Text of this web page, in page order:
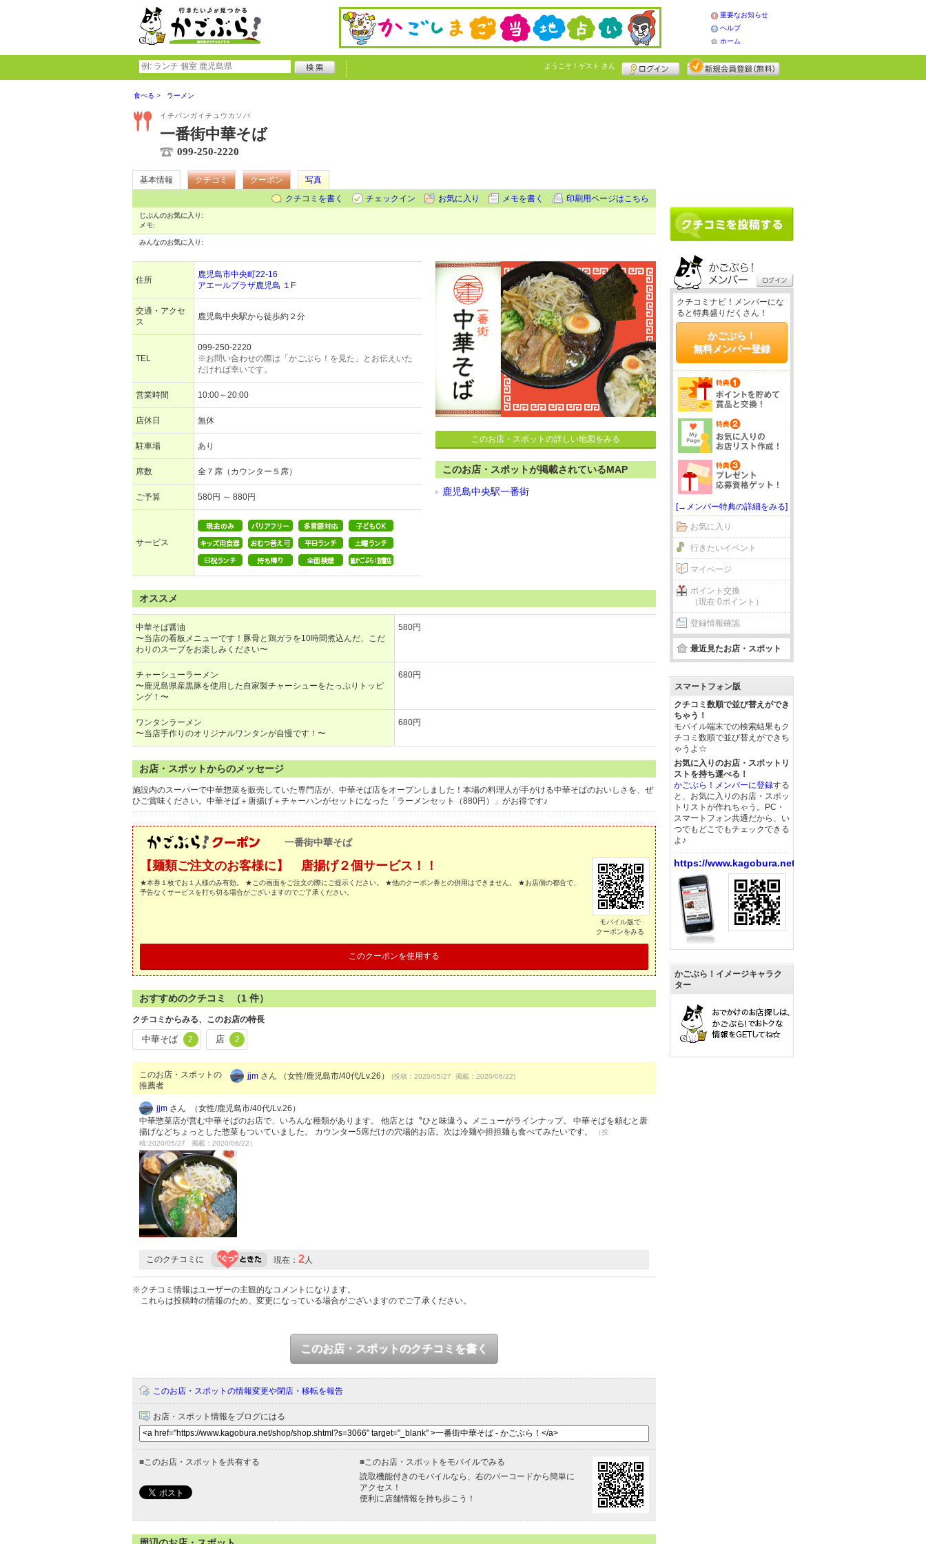
重要なお知らせ
ヘルプ
ホーム
ようこそ！ ゲスト さん
食べる ラーメン
イチバンガイチュウカソバ
一番街中華そば
099-250-2220
基本情報 クチコミ クーポン
写真
クチコミを書く
チェックイン お気に入り メモを書く 印刷用ページはこちら
じぶんのお気に入り:
メモ:
みんなのお気に入り:
住所
鹿児島市中央町22-16
アエールプラザ鹿児島 １F
交通・アクセ
ス
鹿児島中央駅から徒歩約２分
TEL
099-250-2220
※お問い合わせの際は「かごぶら！を見た」とお伝えいた
だければ幸いです。
営業時間 10:00～20:00
店休日 無休
駐車場 あり
席数 全７席（カウンター５席）
ご予算 580円 ～ 880円
サービス
このお店・スポットの詳しい地図をみる
このお店・スポットが掲載されているMAP
鹿児島中央駅一番街
オススメ
中華そば醤油
〜当店の看板メニューです！豚骨と鶏ガラを10時間煮込んだ、こだ
わりのスープをお楽しみください〜
580円
チャーシューラーメン
〜鹿児島県産黒豚を使用した自家製チャーシューをたっぷりトッピ
ング！〜
680円
ワンタンラーメン
〜当店手作りのオリジナルワンタンが自慢です！〜
680円
お店・スポットからのメッセージ
施設内のスーパーで中華惣菜を販売していた専門店が、中華そば店をオープンしました！本場の料理人が手がける中華そばのおいしさを、ぜ
ひご賞味ください。中華そば＋唐揚げ＋チャーハンがセットになった「ラーメンセット（880円）」がお得です♪
一番街中華そば
【麺類ご注文のお客様に】 唐揚げ２個サービス！！
★本券１枚でお１人様のみ有効。 ★この画面をご注文の際にご提示ください。 ★他のクーポン券との併用はできません。 ★お店側の都合で、
予告なくサービスを打ち切る場合がございますのでご了承ください。
モバイル版で
クーポンをみる
このクーポンを使用する
おすすめのクチコミ （1 件）
クチコミからみる、このお店の特長
中華そば 2 店 2
このお店・スポットの
推薦者
jjm さん （女性/鹿児島市/40代/Lv.26） (投稿：2020/05/27 掲載：2020/06/22)
jjm さん （女性/鹿児島市/40代/Lv.26）
中華惣菜店が営む中華そばのお店で、いろんな種類があります。 他店とは〝ひと味違う〟メニューがラインナップ。 中華そばを頼むと唐
揚げなどちょっとした惣菜もついていました。 カウンター5席だけの穴場的お店。次は冷麺や担担麺も食べてみたいです。
（投
稿:2020/05/27 掲載：2020/06/22）
このクチコミに 現在： 2 人
※クチコミ情報はユーザーの主観的なコメントになります。
これらは投稿時の情報のため、変更になっている場合がございますのでご了承ください。
このお店・スポットのクチコミを書く
このお店・スポットの情報変更や閉店・移転を報告
お店・スポット情報をブログにはる
■ このお店・スポットを共有する ■ このお店・スポットをモバイルでみる
読取機能付きのモバイルなら、右のバーコードから簡単に
アクセス！
便利に店舗情報を持ち歩こう！
クチコミナビ！メンバーにな
ると特典盛りだくさん！
かごぶら！
無料メンバー登録
[→メンバー特典の詳細をみる]
お気に入り
行きたいイベント
マイページ
ポイント交換
（現在 0ポイント）
登録情報確認
最近見たお店・スポット
スマートフォン版
クチコミ数順で並び替えができ
ちゃう！
モバイル端末での検索結果もク
チコミ数順で並び替えができち
ゃうよ☆
お気に入りのお店・スポットリ
ストを持ち運べる！
かごぶら！メンバーに登録する
と、お気に入りのお店・スポッ
トリストが作れちゃう。PC・
スマートフォン共通だから、い
つでもどこでもチェックできる
よ♪
https://www.kagobura.net/
かごぶら！イメージキャラク
ター